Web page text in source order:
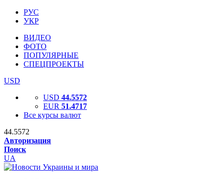
РУС
УКР
ВИДЕО
ФОТО
ПОПУЛЯРНЫЕ
СПЕЦПРОЕКТЫ
USD
USD 44.5572
EUR 51.4717
Все курсы валют
44.5572
Авторизация
Поиск
UA